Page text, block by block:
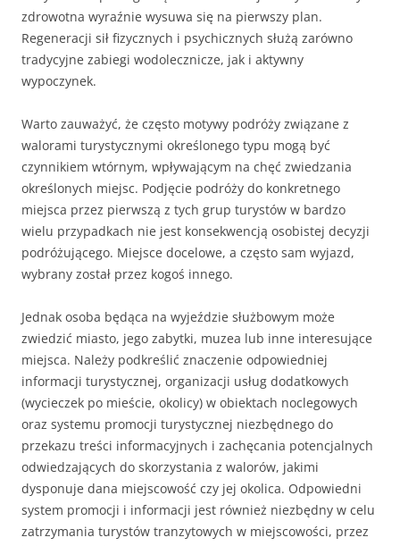
zdrowotna wyraźnie wysuwa się na pierwszy plan.
Regeneracji sił fizycznych i psychicznych służą zarówno
tradycyjne zabiegi wodolecznicze, jak i aktywny
wypoczynek.
Warto zauważyć, że często motywy podróży związane z
walorami turystycznymi określonego typu mogą być
czynnikiem wtórnym, wpływającym na chęć zwiedzania
określonych miejsc. Podjęcie podróży do konkretnego
miejsca przez pierwszą z tych grup turystów w bardzo
wielu przypadkach nie jest konsekwencją osobistej decyzji
podróżującego. Miejsce docelowe, a często sam wyjazd,
wybrany został przez kogoś innego.
Jednak osoba będąca na wyjeździe służbowym może
zwiedzić miasto, jego zabytki, muzea lub inne interesujące
miejsca. Należy podkreślić znaczenie odpowiedniej
informacji turystycznej, organizacji usług dodatkowych
(wycieczek po mieście, okolicy) w obiektach noclegowych
oraz systemu promocji turystycznej niezbędnego do
przekazu treści informacyjnych i zachęcania potencjalnych
odwiedzających do skorzystania z walorów, jakimi
dysponuje dana miejscowość czy jej okolica. Odpowiedni
system promocji i informacji jest również niezbędny w celu
zatrzymania turystów tranzytowych w miejscowości, przez